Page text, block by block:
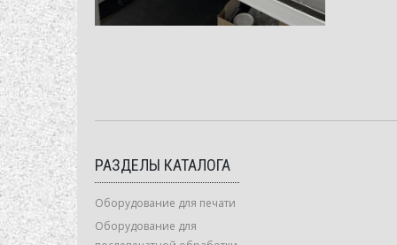
РАЗДЕЛЫ КАТАЛОГА
Оборудование для печати
Оборудование для